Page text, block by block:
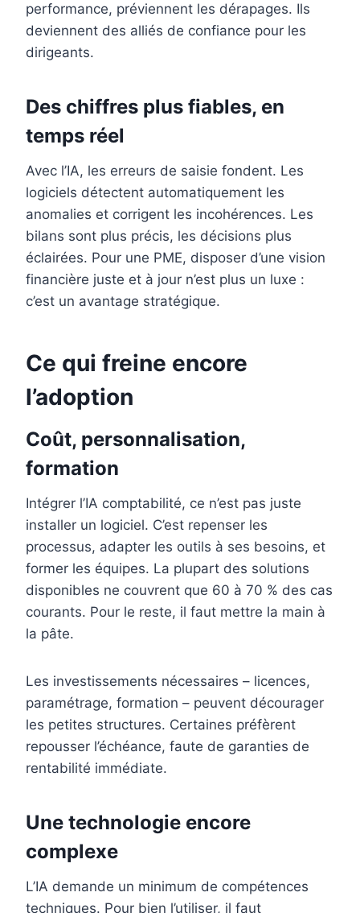
performance, préviennent les dérapages. Ils
deviennent des alliés de confiance pour les
dirigeants.
Des chiffres plus fiables, en
temps réel
Avec l’IA, les erreurs de saisie fondent. Les
logiciels détectent automatiquement les
anomalies et corrigent les incohérences. Les
bilans sont plus précis, les décisions plus
éclairées. Pour une PME, disposer d’une vision
financière juste et à jour n’est plus un luxe :
c’est un avantage stratégique.
Ce qui freine encore
l’adoption
Coût, personnalisation,
formation
Intégrer l’IA comptabilité, ce n’est pas juste
installer un logiciel. C’est repenser les
processus, adapter les outils à ses besoins, et
former les équipes. La plupart des solutions
disponibles ne couvrent que 60 à 70 % des cas
courants. Pour le reste, il faut mettre la main à
la pâte.
Les investissements nécessaires – licences,
paramétrage, formation – peuvent décourager
les petites structures. Certaines préfèrent
repousser l’échéance, faute de garanties de
rentabilité immédiate.
Une technologie encore
complexe
L’IA demande un minimum de compétences
techniques. Pour bien l’utiliser, il faut